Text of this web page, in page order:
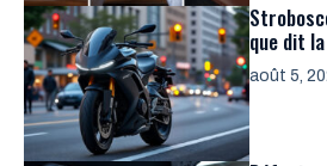
que dit
août 5,